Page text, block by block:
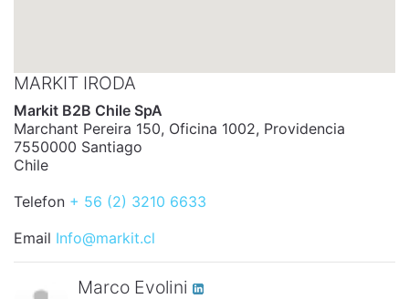
MARKIT IRODA
Markit B2B Chile SpA
Marchant Pereira 150, Oficina 1002, Providencia
7550000 Santiago
Chile
Telefon + 56 (2) 3210 6633
Email Info@markit.cl
Marco Evolini